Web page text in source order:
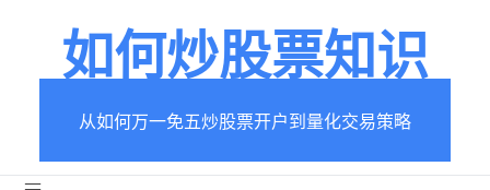
如何炒股票知识
从如何万一免五炒股票开户到量化交易策略